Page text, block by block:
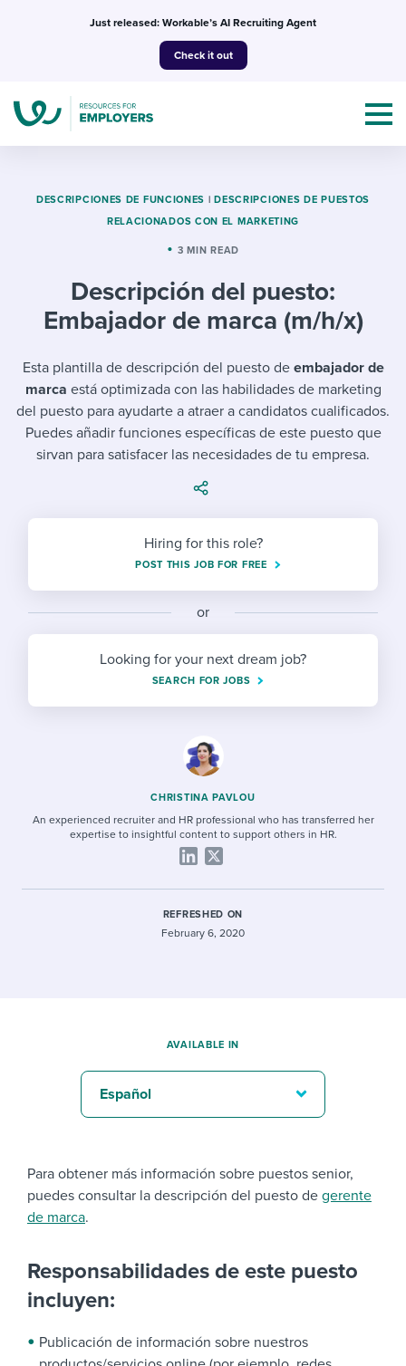
Just released: Workable’s AI Recruiting Agent
Check it out
Topics
Mobilizing AI in my work
Evaluating candidates
Working together with others
Maintaining hiring pipelines
Developing & retaining people
Ensuring compliance
Finding and attracting people
Establishing an employer brand
Templates & Guides
I WANT...
Job description templates
Interview question templates
Policy templates
Step-by-step tutorials
Free ebooks & reports
HR terms
I’m a jobseeker
I WANT TO LEARN ABOUT...
Applying for a job
Interview process
Career development
Modern working life
Attend webinars & events
Workable customer stories
Explore Workable
Request a demo
Start a free trial
DESCRIPCIONES DE FUNCIONES | DESCRIPCIONES DE PUESTOS
RELACIONADOS CON EL MARKETING
3 MIN READ
Descripción del puesto:
Embajador de marca (m/h/x)
Esta plantilla de descripción del puesto de embajador de
marca está optimizada con las habilidades de marketing
del puesto para ayudarte a atraer a candidatos cualificados.
Puedes añadir funciones específicas de este puesto que
sirvan para satisfacer las necesidades de tu empresa.
Hiring for this role?
POST THIS JOB FOR FREE
or
Looking for your next dream job?
SEARCH FOR JOBS
CHRISTINA PAVLOU
An experienced recruiter and HR professional who has transferred her
expertise to insightful content to support others in HR.
REFRESHED ON
February 6, 2020
Para obtener más información sobre puestos senior,
puedes consultar la descripción del puesto de gerente
de marca.
Responsabilidades de este puesto
incluyen:
Publicación de información sobre nuestros
AVAILABLE IN
Español